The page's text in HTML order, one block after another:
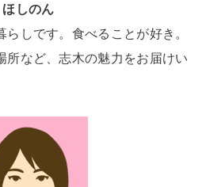
ほしのん
しです。食べることが好き。
所など、志木の魅力をお届けい